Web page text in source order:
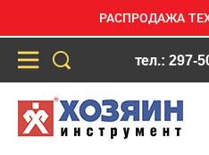
РАСПРОДАЖА
тел.: 297-